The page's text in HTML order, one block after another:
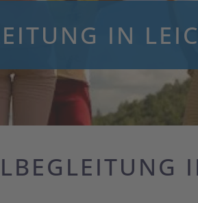
IN